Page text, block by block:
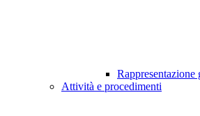
Rappresentazione
Attività e procedimenti